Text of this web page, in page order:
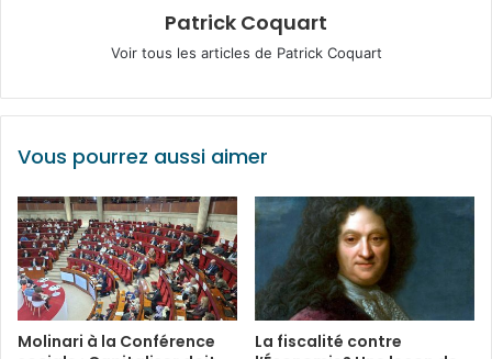
Patrick Coquart
Voir tous les articles de Patrick Coquart
Vous pourrez aussi aimer
Molinari à la Conférence
La fiscalité contre